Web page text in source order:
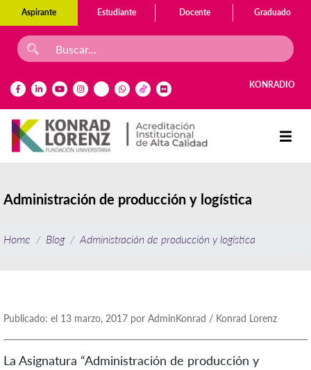
Aspirante Estudiante Docente Graduado
KONRADIO
Administración de producción y logística
Home Blog Administración de producción y logística
Publicado: el 13 marzo, 2017 por AdminKonrad / Konrad Lorenz
La Asignatura “Administración de producción y